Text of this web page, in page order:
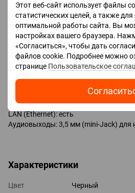
Этот веб-сайт использует файлы
статистических целей, а также
оптимальной работы сайта. Вы
настройках вашего браузера.
«Согласиться», чтобы дать
файлов cookie. Подробнее можно
странице Пользовательское
Google Cast (Chromecast)
Bluetooth 5.3
Matter
Голосовое управление
Amazon Alexa
Google Assistant
Разъёмы
HDMI: 4 × HDMI 2.1
Технологии HDMI: eARC, CEC, ALLM,
USB: 2 × USB-A (USB 2.0)
LAN (Ethernet): есть
Аудиовыходы: 3,5 мм (mini-Jack) для
Характеристики
Цвет
Черный